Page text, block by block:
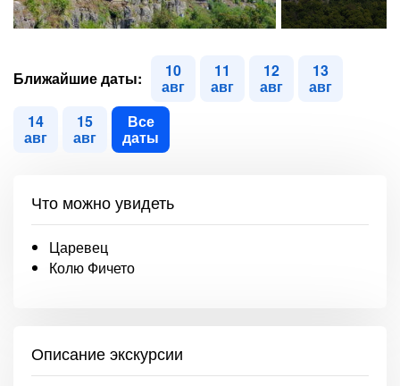
Ближайшие даты: 10
авг
11
авг
12
авг
13
авг
14
авг
15
авг
Все
даты
Что можно увидеть
Царевец
Колю Фичето
Описание экскурсии